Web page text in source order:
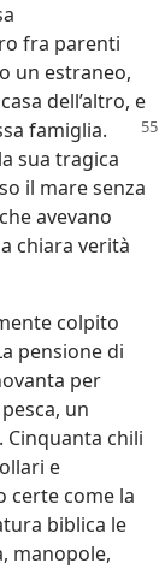
fra parenti
un estraneo,
dell’altro, e
famiglia.
sua tragica
il mare senza
avevano
chiara verità
colpito
pensione di
per
un
chili
e
certe come la
biblica le
manopole,